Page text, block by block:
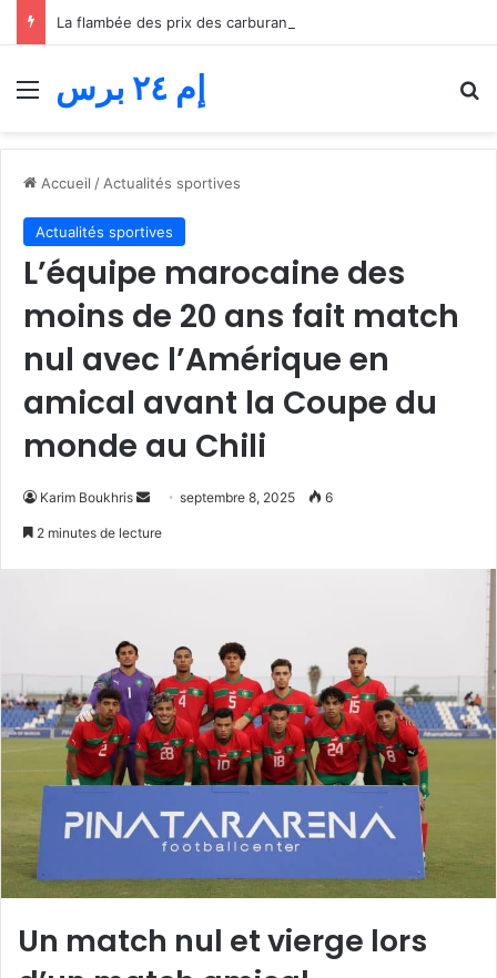
Menu إم ٢٤ برس
Accueil / Actualités sportives
Actualités sportives
L’équipe marocaine des
moins de 20 ans fait match
nul avec l’Amérique en
amical avant la Coupe du
monde au Chili
Karim Boukhris
Envoyerseptembre 8, 2025 6
2 minutes de lecture
Un match nul et vierge lors